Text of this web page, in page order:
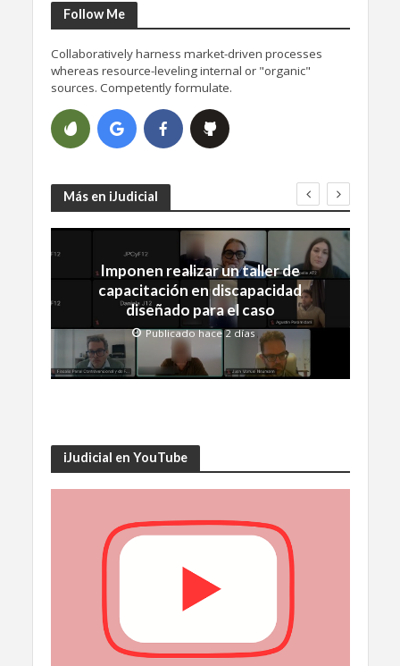
Follow Me
Collaboratively harness market-driven processes
whereas resource-leveling internal or "organic"
sources. Competently formulate.
Más en iJudicial
Imponen realizar un taller de
capacitación en discapacidad
diseñado para el caso
Publicado hace 2 días
iJudicial en YouTube